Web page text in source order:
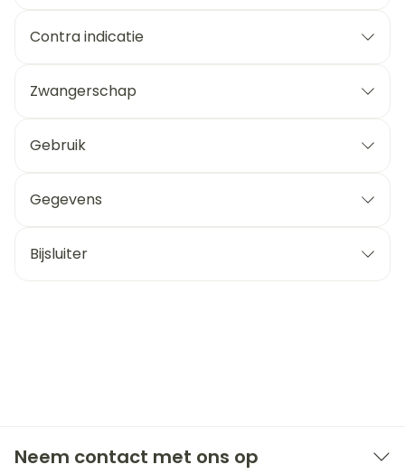
Contra indicatie
Zwangerschap
Gebruik
Gegevens
Bijsluiter
Neem contact met ons op